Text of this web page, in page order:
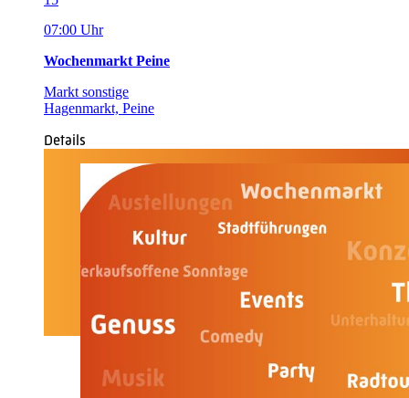
07:00 Uhr
Wochenmarkt Peine
Markt sonstige
Hagenmarkt, Peine
Details